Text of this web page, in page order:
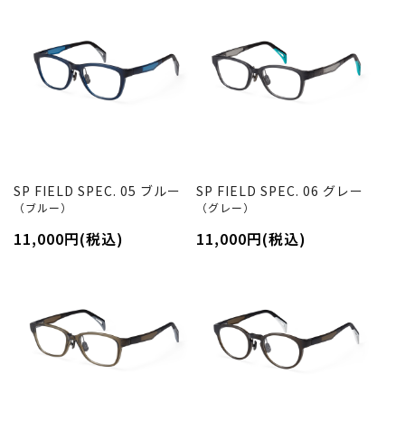
SP FIELD SPEC. 05 ブルー
（ブルー）
11,000円(税込)
SP FIELD SPEC. 06 グレー
（グレー）
11,000円(税込)